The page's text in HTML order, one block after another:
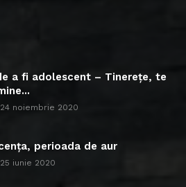
a fi adolescent – Tinerețe, te
24 noiembrie 2020
perioada de aur
25 iunie 2020